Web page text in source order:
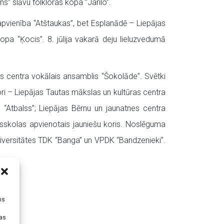
slāvu folkloras kopa ”Jarilo”.
“Atštaukas”, bet Esplanādē – Liepājas
“Ķocis”. 8. jūlija vakarā deju lieluzvedumā
vokālais ansamblis “Šokolāde”. Svētki
– Liepājas Tautas mākslas un kultūras centra
“Atbalss”; Liepājas Bērnu un jaunatnes centra
apvienotais jauniešu koris. Noslēguma
TDK “Banga” un VPDK “Bandzenieki”.